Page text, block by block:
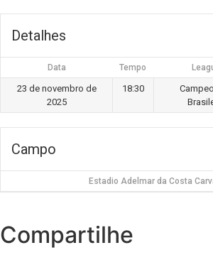
Detalhes
Data Tempo
23 de novembro de
2025
18:30
Campo
Estadio Adelmar da Costa
Compartilhe